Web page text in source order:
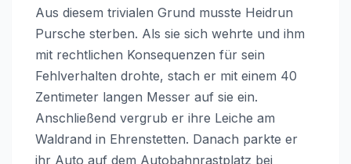
Aus diesem trivialen Grund musste Heidrun
Pursche sterben. Als sie sich wehrte und ihm
mit rechtlichen Konsequenzen für sein
Fehlverhalten drohte, stach er mit einem 40
Zentimeter langen Messer auf sie ein.
Anschließend vergrub er ihre Leiche am
Waldrand in Ehrenstetten. Danach parkte er
ihr Auto auf dem Autobahnrastplatz bei